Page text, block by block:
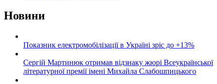
Новини
Показник електромобілізації в Україні зріс до +13%
Сергій Мартинюк отримав відзнаку жюрі Всеукраїнської
літературної премії імені Михайла Слабошпицького